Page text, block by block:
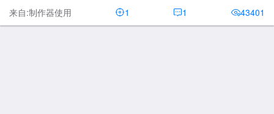
来自:制作器使用 1 1 43401